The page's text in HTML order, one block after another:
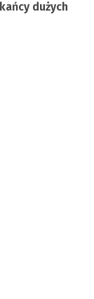
dużych